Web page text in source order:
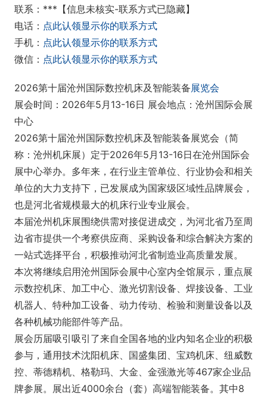
联系：***【信息未核实-联系方式已隐藏】
电话： 点此认领显示你的联系方式
手机： 点此认领显示你的联系方式
微信： 点此认领显示你的联系方式
2026第十届沧州国际数控机床及智能装备展览会
展会时间：2026年5月13-16日 展会地点：沧州国际会展
中心
2026第十届沧州国际数控机床及智能装备展览会（简
称：沧州机床展）定于2026年5月13-16日在沧州国际会
展中心举办。多年来，在行业主管单位、行业协会和相关
单位的大力支持下，已发展成为国家级区域性品牌展会，
也是河北省规模最大的机床行业专业展会。
本届沧州机床展围绕供需对接促进成交，为河北省乃至周
边省市提供一个考察供应商、采购设备和综合解决方案的
一站式选择平台，积极推动河北省制造业高质量发展。
本次将继续启用沧州国际会展中心室内全馆展示，重点展
示数控机床、加工中心、激光切割设备、焊接设备、工业
机器人、特种加工设备、动力传动、检验和测量设备以及
各种机械功能部件等产品。
展会历届吸引吸引了来自全国各地的业内知名企业的积极
参与，通用技术沈阳机床、国盛集团、宝鸡机床、纽威数
控、蒂德精机、格勒玛、大金、金强激光等467家企业品
牌参展。展出近4000余台（套）高端智能装备。其中8